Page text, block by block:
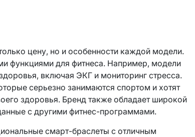
цену, но и особенности каждой модели.
функциями для фитнеса. Например, модели
включая ЭКГ и мониторинг стресса.
серьезно занимаются спортом и хотят
здоровья. Бренд также обладает широкой
с другими фитнес-программами.
смарт-браслеты с отличным